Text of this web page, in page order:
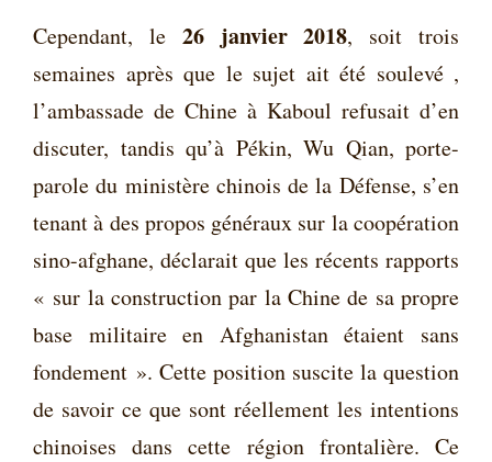
Cependant, le 26 janvier 2018, soit trois
semaines après que le sujet ait été soulevé ,
l’ambassade de Chine à Kaboul refusait d’en
discuter, tandis qu’à Pékin, Wu Qian, porte-
parole du ministère chinois de la Défense, s’en
tenant à des propos généraux sur la coopération
sino-afghane, déclarait que les récents rapports
« sur la construction par la Chine de sa propre
base militaire en Afghanistan étaient sans
fondement ». Cette position suscite la question
de savoir ce que sont réellement les intentions
chinoises dans cette région frontalière. Ce